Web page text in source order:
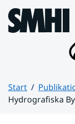
Hoppa till sidans
Start
Hydrografiska